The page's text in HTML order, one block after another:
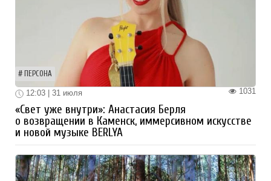
ПЕРСОНА
1031
12:03 | 31 июля
«Свет уже внутри»: Анастасия Берля
о возвращении в Каменск, иммерсивном искусстве
и новой музыке BERLYA